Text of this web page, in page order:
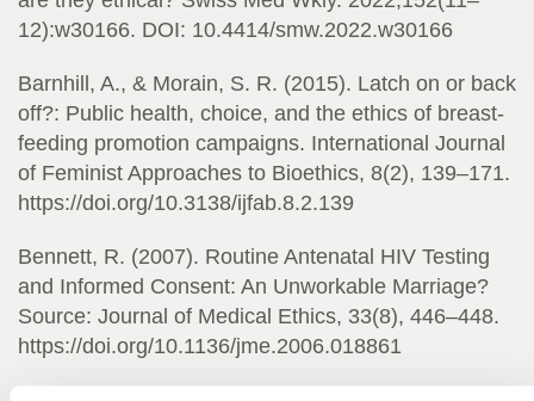
12):w30166. DOI: 10.4414/smw.2022.w30166
Barnhill, A., & Morain, S. R. (2015). Latch on or back
off?: Public health, choice, and the ethics of breast-
feeding promotion campaigns. International Journal
of Feminist Approaches to Bioethics, 8(2), 139–171.
https://doi.org/10.3138/ijfab.8.2.139
Bennett, R. (2007). Routine Antenatal HIV Testing
and Informed Consent: An Unworkable Marriage?
Source: Journal of Medical Ethics, 33(8), 446–448.
https://doi.org/10.1136/jme.2006.018861